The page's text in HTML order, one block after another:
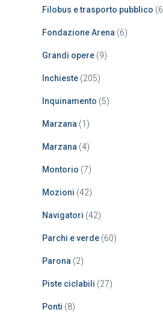
Filobus e trasporto pubblico
Fondazione Arena (6)
Grandi opere (9)
Inchieste (205)
Inquinamento (5)
Marzana (1)
Marzana (4)
Montorio (7)
Mozioni (42)
Navigatori (42)
Parchi e verde (60)
Parona (2)
Piste ciclabili (27)
Ponti (8)